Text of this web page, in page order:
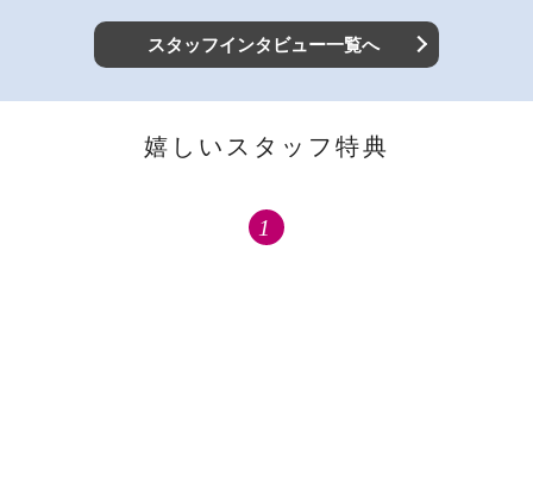
スタッフインタビュー一覧へ
嬉しいスタッフ特典